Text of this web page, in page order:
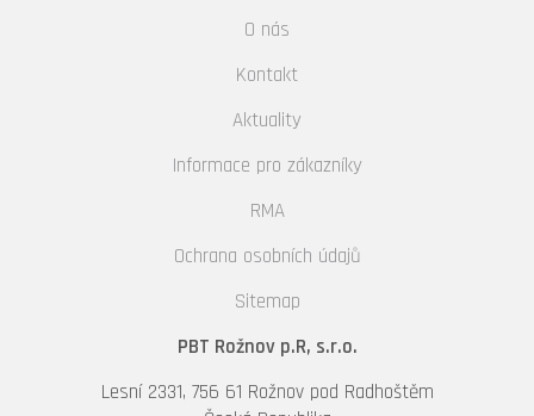
O nás
Kontakt
Aktuality
Informace pro zákazníky
RMA
Ochrana osobních údajů
Sitemap
PBT Rožnov p.R, s.r.o.
Lesní 2331, 756 61 Rožnov pod Radhoštěm